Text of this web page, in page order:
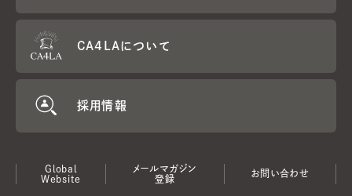
CA4LAについて
採用情報
Global
Website
メールマガジン
登録
お問い合わせ